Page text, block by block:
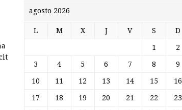
agosto 2026
L M X J V S D
1 2
3 4 5 6 7 8 9
10 11 12 13 14 15 16
17 18 19 20 21 22 23